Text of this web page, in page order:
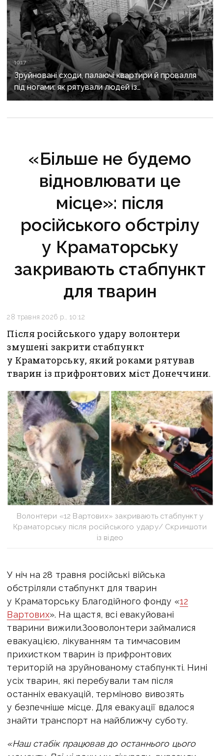
10:17
Зруйновані сходи, палаючі квартири й провалля
під ногами: як рятували людей із
багатоповерхівки в Краматорську
«Більше не будемо
відновлювати це
місце»: після
російського обстрілу
у Краматорську
закривають стабпункт
для тварин
28 травня 2026 р., 10:12
Після російського удару волонтери
змушені закрити стабпункт
у Краматорську, який роками рятував
тварин із прифронтових міст Донеччини.
Волонтери «12 Вартових» закривають стабпункт у
Краматорську після російського удару/ Скриншоти
із відео
У ніч на 28 травня російські війська
обстріляли стабпункт для тварин
у Краматорську Благодійного фонду «12
Вартових». На щастя, всі евакуйовані
тварини вижили.Зооволонтери займалися
евакуацією, лікуванням та тимчасовим
прихистком тварин із прифронтових
територій на зруйнованому стабпункті. Нині
усіх тварин, які перебували там після
останніх евакуацій, терміново вивозять
у безпечніше місце. Для евакуації вдалося
знайти транспорт на найближчу суботу.
«Наш стабік працював до останнього цього